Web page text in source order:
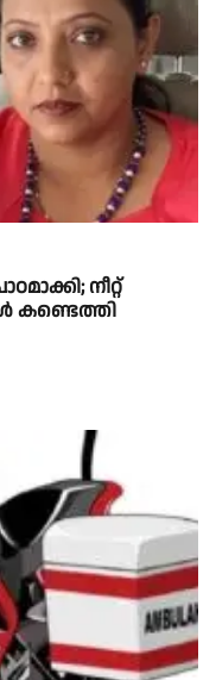
നീറ്റ്
കണ്ടെത്തി